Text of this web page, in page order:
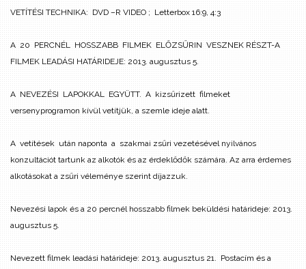
VETÍTÉSI TECHNIKA: DVD –R VIDEO ; Letterbox 16:9, 4:3
A 20 PERCNÉL HOSSZABB FILMEK ELŐZSŰRIN VESZNEK RÉSZT-A
FILMEK LEADÁSI HATÁRIDEJE: 2013. augusztus 5.
A NEVEZÉSI LAPOKKAL EGYÜTT. A kizsűrizett filmeket
versenyprogramon kívül vetítjük, a szemle ideje alatt.
A vetítések után naponta a szakmai zsűri vezetésével nyilvános
konzultációt tartunk az alkotók és az érdeklődők számára. Az arra érdemes
alkotásokat a zsűri véleménye szerint díjazzuk.
Nevezési lapok és a 20 percnél hosszabb filmek beküldési határideje: 2013.
augusztus 5.
Nevezett filmek leadási határideje: 2013. augusztus 21. Postacím és a